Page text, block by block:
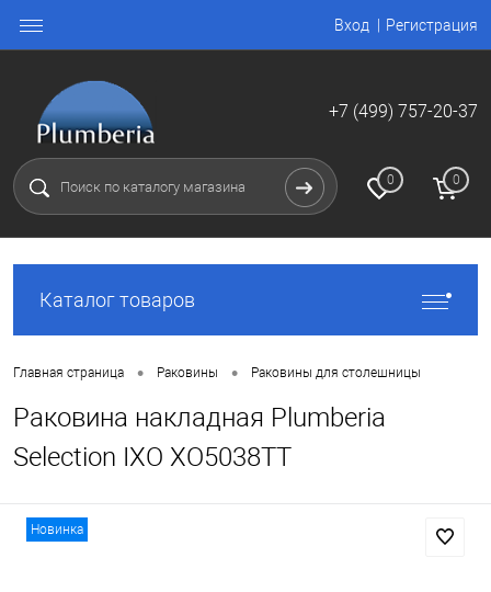
Вход Регистрация
+7 (499) 757-20-37
0 0
Каталог товаров
Главная страница • Раковины • Раковины для столешницы
Раковина накладная Plumberia
Selection IXO XO5038TT
Новинка